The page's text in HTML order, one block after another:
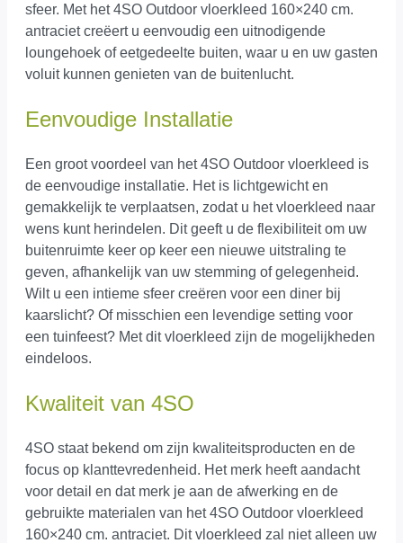
sfeer. Met het 4SO Outdoor vloerkleed 160×240 cm.
antraciet creëert u eenvoudig een uitnodigende
loungehoek of eetgedeelte buiten, waar u en uw gasten
voluit kunnen genieten van de buitenlucht.
Eenvoudige Installatie
Een groot voordeel van het 4SO Outdoor vloerkleed is
de eenvoudige installatie. Het is lichtgewicht en
gemakkelijk te verplaatsen, zodat u het vloerkleed naar
wens kunt herindelen. Dit geeft u de flexibiliteit om uw
buitenruimte keer op keer een nieuwe uitstraling te
geven, afhankelijk van uw stemming of gelegenheid.
Wilt u een intieme sfeer creëren voor een diner bij
kaarslicht? Of misschien een levendige setting voor
een tuinfeest? Met dit vloerkleed zijn de mogelijkheden
eindeloos.
Kwaliteit van 4SO
4SO staat bekend om zijn kwaliteitsproducten en de
focus op klanttevredenheid. Het merk heeft aandacht
voor detail en dat merk je aan de afwerking en de
gebruikte materialen van het 4SO Outdoor vloerkleed
160×240 cm. antraciet. Dit vloerkleed zal niet alleen uw